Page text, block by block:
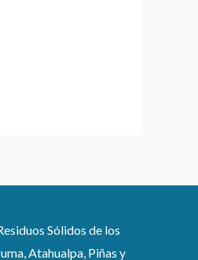
Sólidos de los
Atahualpa, Piñas y